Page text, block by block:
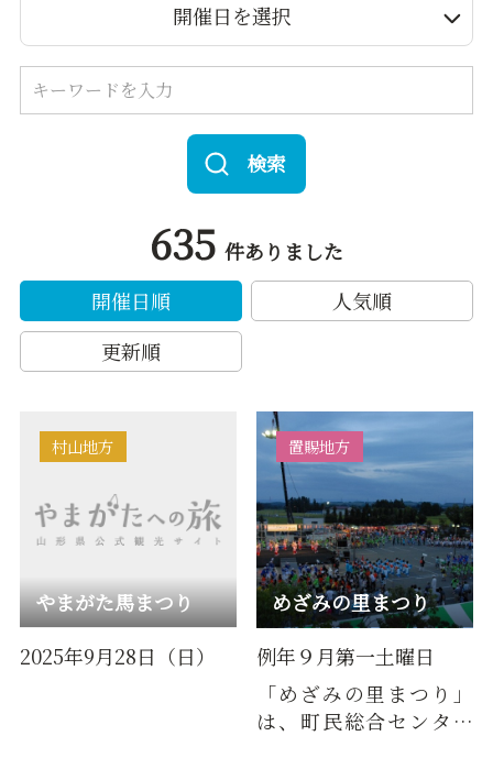
開催日を選択
検索
635 件ありました
開催日順
人気順
更新順
やまがた馬まつり
村山地方
2025年9月28日（日）
めざみの里まつり
置賜地方
例年９月第一土曜日
「めざみの里まつり」
は、町民総合センター